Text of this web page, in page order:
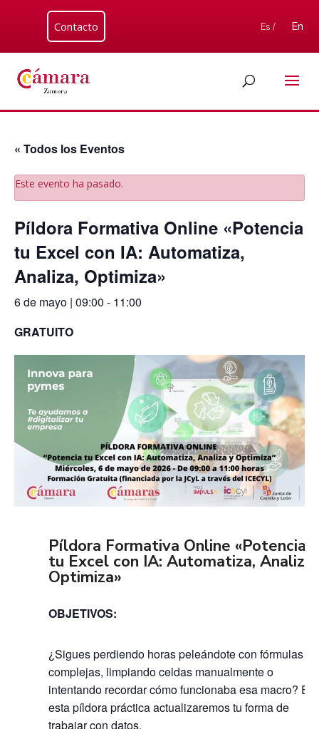
Contacto Es / En
« Todos los Eventos
Este evento ha pasado.
Píldora Formativa Online «Potencia
tu Excel con IA: Automatiza,
Analiza, Optimiza»
6 de mayo | 09:00 - 11:00
GRATUITO
Píldora Formativa Online «Potencia
tu Excel con IA: Automatiza, Analiza,
Optimiza»
OBJETIVOS:
¿Sigues perdiendo horas peleándote con fórmulas
complejas, limpiando celdas manualmente o
intentando recordar cómo funcionaba esa macro? En
esta píldora práctica actualizaremos tu forma de
trabajar con datos.